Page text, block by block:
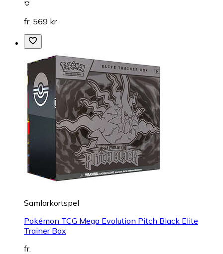
fr. 569 kr
Samlarkortspel
Pokémon TCG Mega Evolution Pitch Black Elite
Trainer Box
fr.